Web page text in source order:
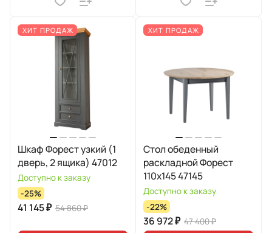
ХИТ ПРОДАЖ
Шкаф Форест узкий (1
дверь, 2 ящика) 47012
Доступно к заказу
-25%
41 145 ₽ 54 860 ₽
ХИТ ПРОДАЖ
Стол обеденный
раскладной Форест
110х145 47145
Доступно к заказу
-22%
36 972 ₽ 47 400 ₽